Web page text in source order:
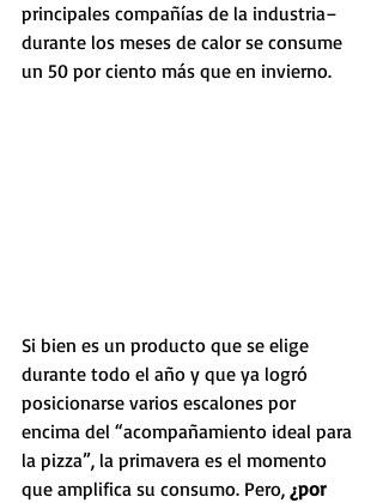
principales compañías de la industria–
durante los meses de calor se consume
un 50 por ciento más que en invierno.
Si bien es un producto que se elige
durante todo el año y que ya logró
posicionarse varios escalones por
encima del “acompañamiento ideal para
la pizza”, la primavera es el momento
que amplifica su consumo. Pero, ¿por